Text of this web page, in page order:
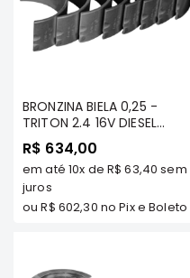
Motor
BRONZINA BIELA 0,25 -
TRITON 2.4 16V DIESEL
2016/... (4N15)/ PAJERO
SPORT 2.4 DIESEL 2.4 16V
2016/.. - MAHLE -
BB911/025
R$ 634,00
em até 10x de R$ 63,40 sem
juros
ouR$ 602,30 no Pix e Boleto